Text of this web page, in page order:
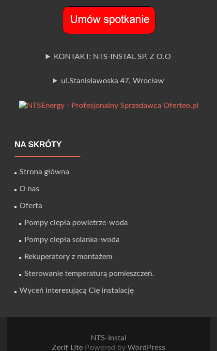
KONTAKT: NTS-INSTAL SP. Z O.O
ul.Stanisławoska 47, Wrocław
NA SKRÓTY
Strona główna
O nas
Oferta
Pompy ciepła powietrze-woda
Pompy ciepła solanka-woda
Rekuperatory z montażem
Sterowanie temperaturą pomieszczeń.
Wyceń interesującą Cię instalację
NTS-Instal
Zerif Lite Powered by WordPress